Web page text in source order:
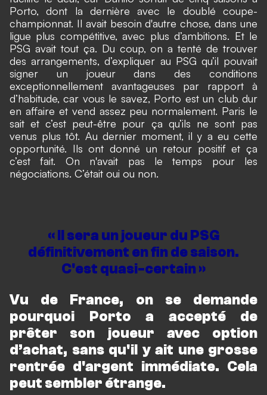
Porto, dont la dernière avec le doublé coupe-
championnat. Il avait besoin d'autre chose, dans une
ligue plus compétitive, avec plus d’ambitions. Et le
PSG avait tout ça. Du coup, on a tenté de trouver
des arrangements, d’expliquer au PSG qu’il pouvait
signer un joueur dans des conditions
exceptionnellement avantageuses par rapport à
d’habitude, car vous le savez, Porto est un club dur
en affaire et vend assez peu normalement. Paris le
sait et c’est peut-être pour ça qu’ils ne sont pas
venus plus tôt. Au dernier moment, il y a eu cette
opportunité. Ils ont donné un retour positif et ça
c’est fait. On n'avait pas le temps pour les
négociations. C’était oui ou non.
« Il sera un joueur du PSG
définitivement en fin de saison.
C'est quasi-certain »
Vu de France, on se demande
pourquoi Porto a accepté de
prêter son joueur avec option
d’achat, sans qu'il y ait une grosse
rentrée d'argent immédiate. Cela
peut sembler étrange.